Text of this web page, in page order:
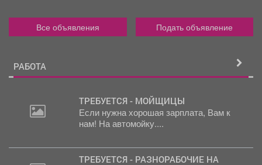
Все объявления Подать объявление
РАБОТА
ТРЕБУЕТСЯ - МОЙЩИЦЫ
Если нужна хорошая зарплата, Вам к
нам! На автомойку....
ТРЕБУЕТСЯ - РАЗНОРАБОЧИЕ НА